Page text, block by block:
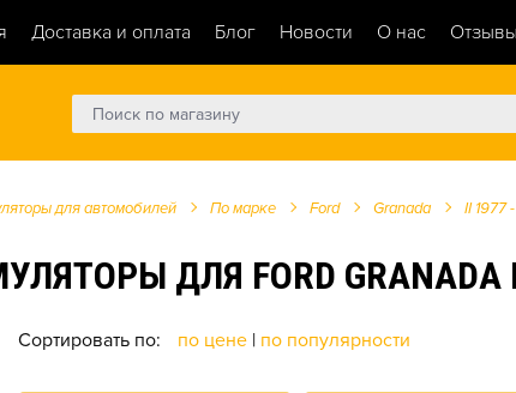
Доставка и оплата Блог Новости О нас Отзывы
для автомобилей По марке Ford Granada II 1977
ДЛЯ FORD GRANADA
Сортировать по: по цене | по популярности